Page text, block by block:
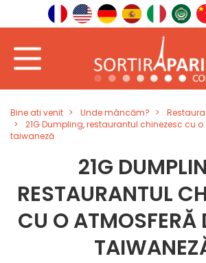
Bine ati venit Unde mâncăm?
21G Dumpling, restaurantul chinezesc cu
taiwaneză
21G
RESTAURANTUL
CU O ATMOSFERĂ